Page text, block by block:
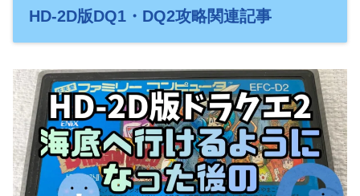
HD-2D版DQ1・DQ2攻略関連記事